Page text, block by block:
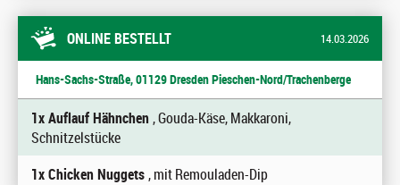
ONLINE BESTELLT 14.03.2026
Hans-Sachs-Straße, 01129 Dresden Pieschen-Nord/Trachenberge
1x Auflauf Hähnchen, Gouda-Käse, Makkaroni,
Schnitzelstücke
1x Chicken Nuggets, mit Remouladen-Dip